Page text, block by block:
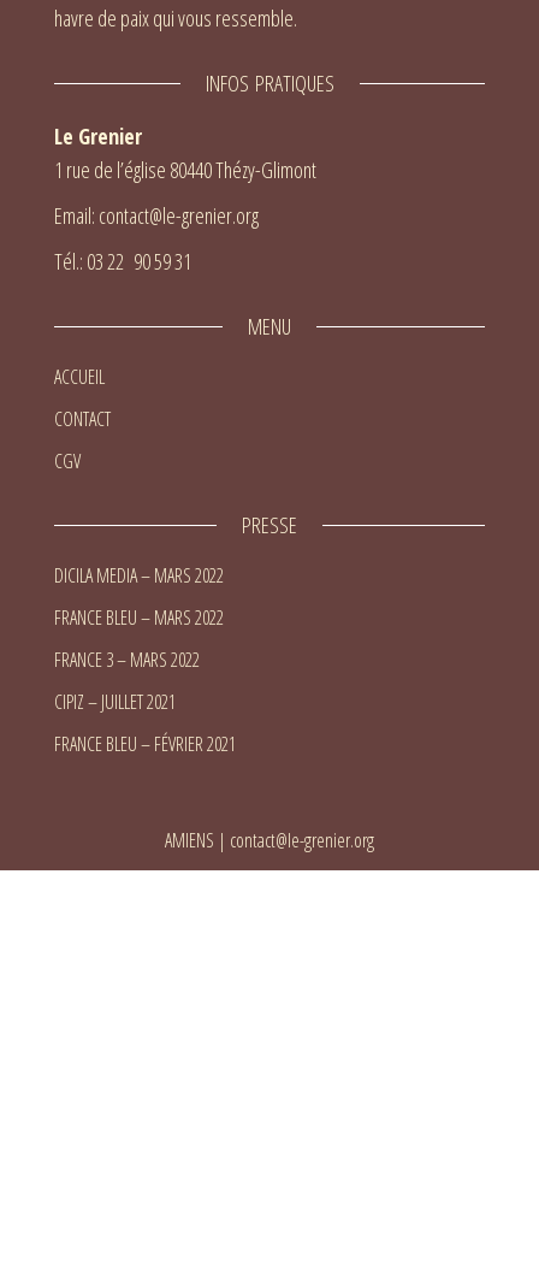
havre de paix qui vous ressemble.
INFOS PRATIQUES
Le Grenier
1 rue de l’église 80440 Thézy-Glimont
Email: contact@le-grenier.org
Tél.: 03 22 90 59 31
MENU
ACCUEIL
CONTACT
CGV
PRESSE
DICILA MEDIA – MARS 2022
FRANCE BLEU – MARS 2022
FRANCE 3 – MARS 2022
CIPIZ – JUILLET 2021
FRANCE BLEU – FÉVRIER 2021
AMIENS | contact@le-grenier.org